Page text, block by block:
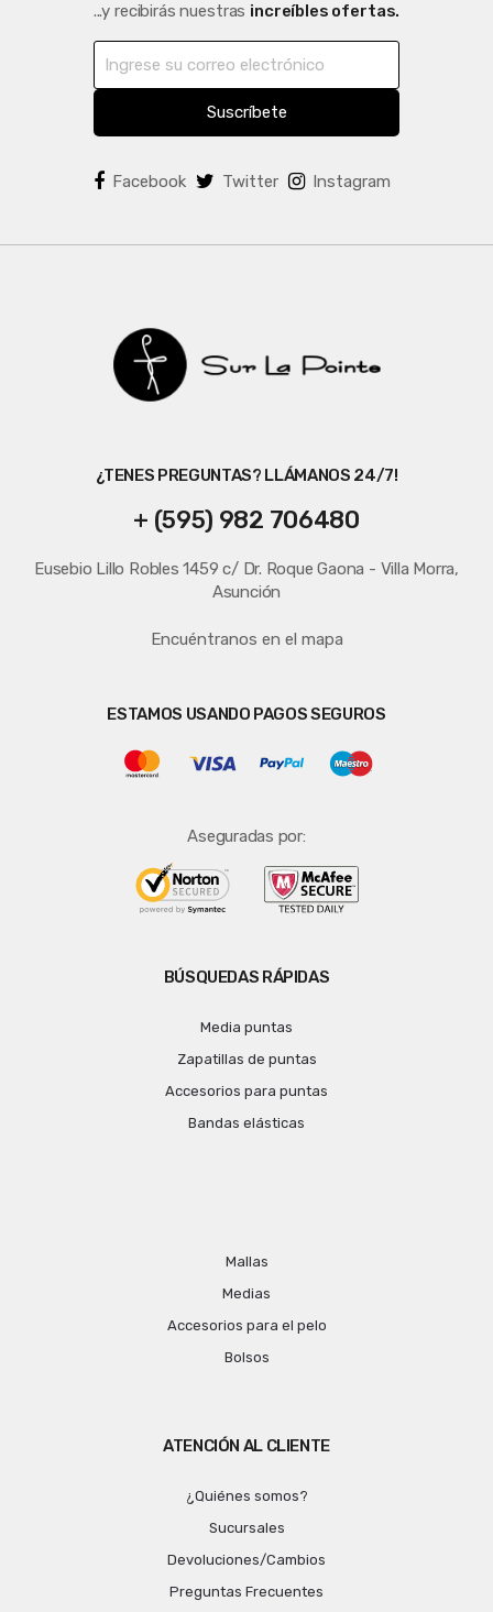
...y recibirás nuestras increíbles ofertas.
Suscríbete
Facebook Twitter Instagram
¿TENES PREGUNTAS? LLÁMANOS 24/7!
+ (595) 982 706480
Eusebio Lillo Robles 1459 c/ Dr. Roque Gaona - Villa Morra,
Asunción
Encuéntranos en el mapa
ESTAMOS USANDO PAGOS SEGUROS
Aseguradas por:
BÚSQUEDAS RÁPIDAS
Media puntas
Zapatillas de puntas
Accesorios para puntas
Bandas elásticas
Mallas
Medias
Accesorios para el pelo
Bolsos
ATENCIÓN AL CLIENTE
¿Quiénes somos?
Sucursales
Devoluciones/Cambios
Preguntas Frecuentes